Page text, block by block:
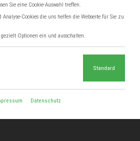
Sie eine Cookie-Auswahl treffen.
Cookies die uns helfen die Webseite für Sie zu
Optionen ein und ausschalten.
Standard
Datenschutz